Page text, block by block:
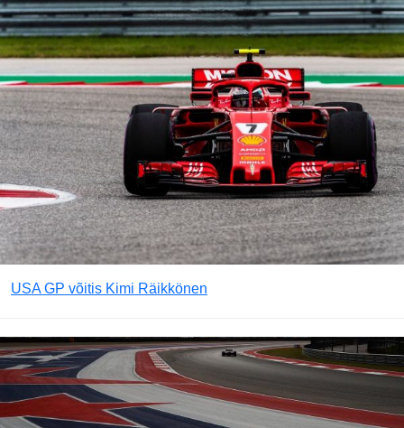
USA GP võitis Kimi Räikkönen